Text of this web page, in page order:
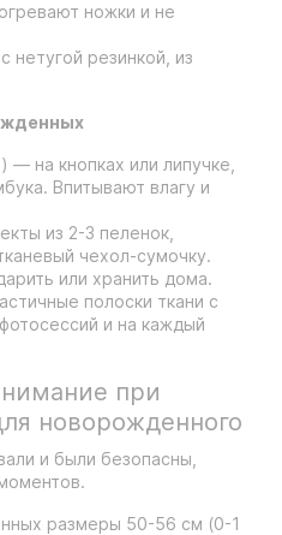
ножки и не
нетугой резинкой, из
— на кнопках или липучке,
Впитывают влагу и
из 2-3 пеленок,
чехол-сумочку.
или хранить дома.
полоски ткани с
и на каждый
при
новорожденного
и были безопасны,
размеры 50-56 см (0-1